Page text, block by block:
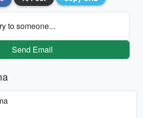
to someone...
Send Email